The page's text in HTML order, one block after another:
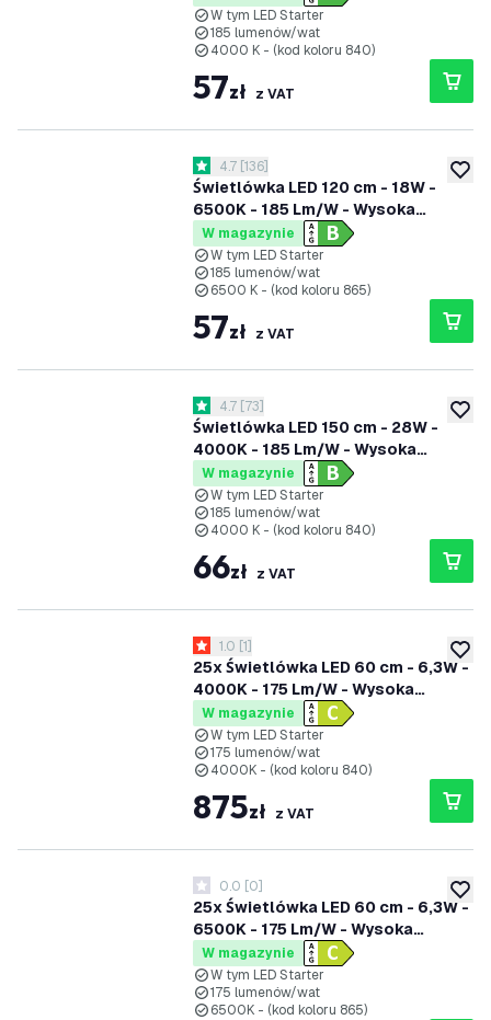
W tym LED Starter
185 lumenów/wat
4000 K - (kod koloru 840)
57zł z VAT
Świetlówka LED 120 cm - 18W -
6500K - 185 Lm/W - Wysoka
wydajność - Klasa B
otwórz panel recenzji
4.7 Gwiazdki oceny
4.7 [136]
W magazynie
W tym LED Starter
185 lumenów/wat
6500 K - (kod koloru 865)
57zł z VAT
Świetlówka LED 150 cm - 28W -
4000K - 185 Lm/W - Wysoka
wydajność - Klasa B
otwórz panel recenzji
4.7 Gwiazdki oceny
4.7 [73]
W magazynie
W tym LED Starter
185 lumenów/wat
4000 K - (kod koloru 840)
66zł z VAT
dodaj
25x Świetlówka LED 60 cm - 6,3W -
4000K - 175 Lm/W - Wysoka
wydajność - Klasa C
otwórz panel recenzji
1 Gwiazdki oceny
1.0 [1]
W magazynie
W tym LED Starter
175 lumenów/wat
4000K - (kod koloru 840)
875zł z VAT
dodaj
25x Świetlówka LED 60 cm - 6,3W -
6500K - 175 Lm/W - Wysoka
wydajność - Klasa C
0 Gwiazdki oceny
0.0 [0]
W magazynie
W tym LED Starter
175 lumenów/wat
6500K - (kod koloru 865)